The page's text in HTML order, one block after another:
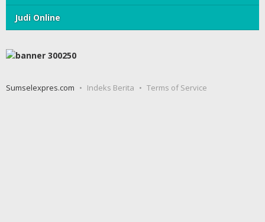
Judi Online
Sumselexpres.com Indeks Berita Terms of Service